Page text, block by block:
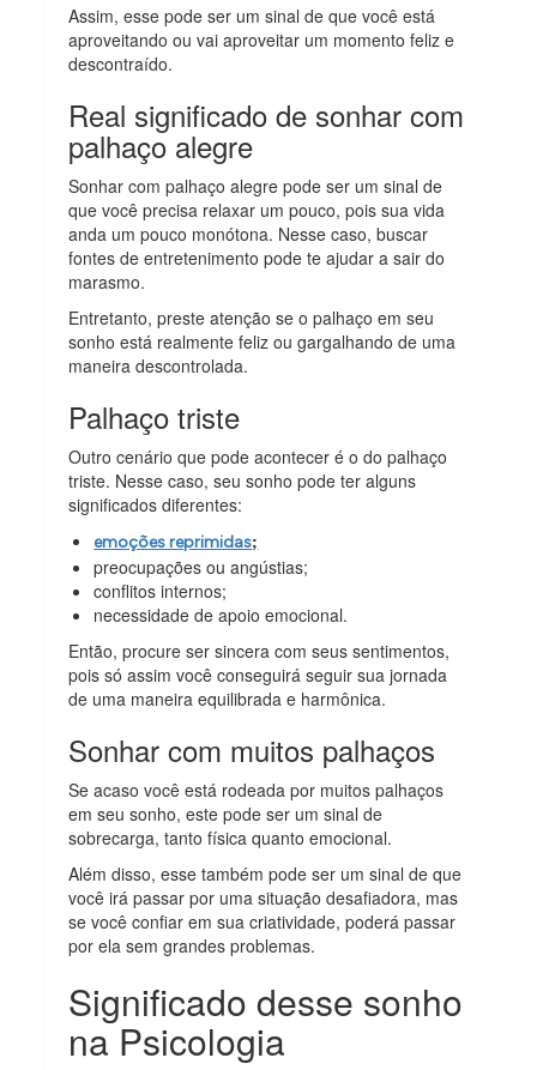
Assim, esse pode ser um sinal de que você está
aproveitando ou vai aproveitar um momento feliz e
descontraído.
Real significado de sonhar com
palhaço alegre
Sonhar com palhaço alegre pode ser um sinal de
que você precisa relaxar um pouco, pois sua vida
anda um pouco monótona. Nesse caso, buscar
fontes de entretenimento pode te ajudar a sair do
marasmo.
Entretanto, preste atenção se o palhaço em seu
sonho está realmente feliz ou gargalhando de uma
maneira descontrolada.
Palhaço triste
Outro cenário que pode acontecer é o do palhaço
triste. Nesse caso, seu sonho pode ter alguns
significados diferentes:
emoções reprimidas;
preocupações ou angústias;
conflitos internos;
necessidade de apoio emocional.
Então, procure ser sincera com seus sentimentos,
pois só assim você conseguirá seguir sua jornada
de uma maneira equilibrada e harmônica.
Sonhar com muitos palhaços
Se acaso você está rodeada por muitos palhaços
em seu sonho, este pode ser um sinal de
sobrecarga, tanto física quanto emocional.
Além disso, esse também pode ser um sinal de que
você irá passar por uma situação desafiadora, mas
se você confiar em sua criatividade, poderá passar
por ela sem grandes problemas.
Significado desse sonho
na Psicologia